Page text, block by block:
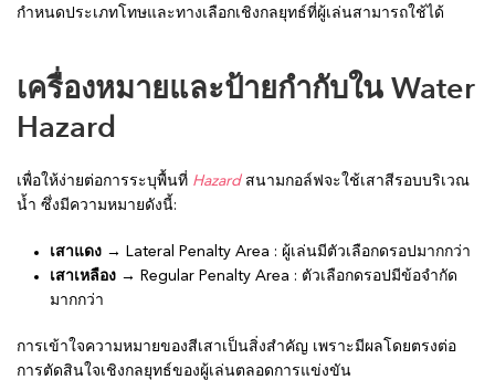
กำหนดประเภทโทษและทางเลือกเชิงกลยุทธ์ที่ผู้เล่นสามารถใช้ได้
เครื่องหมายและป้ายกำกับใน Water
Hazard
เพื่อให้ง่ายต่อการระบุพื้นที่ Hazardสนามกอล์ฟจะใช้เสาสีรอบบริเวณ
น้ำ ซึ่งมีความหมายดังนี้:
เสาแดง → Lateral Penalty Area : ผู้เล่นมีตัวเลือกดรอปมากกว่า
เสาเหลือง → Regular Penalty Area : ตัวเลือกดรอปมีข้อจำกัด
มากกว่า
การเข้าใจความหมายของสีเสาเป็นสิ่งสำคัญ เพราะมีผลโดยตรงต่อ
การตัดสินใจเชิงกลยุทธ์ของผู้เล่นตลอดการแข่งขัน